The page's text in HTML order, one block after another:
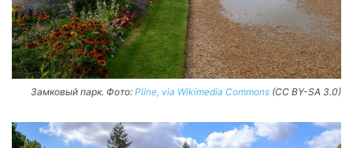
Замковый парк. Фото: Pline, via Wikimedia Commons (CC BY-SA 3.0)